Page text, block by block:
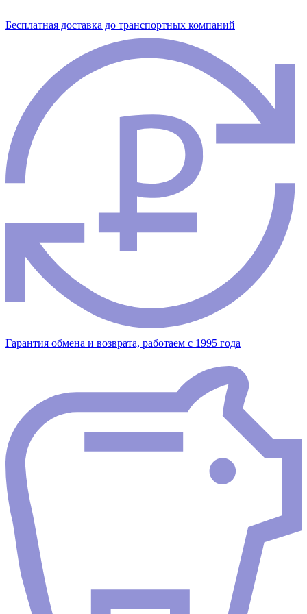
Бесплатная доставка до транспортных компаний
Гарантия обмена и возврата, работаем с 1995 года